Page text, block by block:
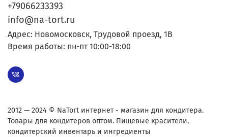
+79066233393
info@na-tort.ru
Адрес: Новомосковск, Трудовой проезд, 1В
Время работы: пн-пт 10:00-18:00
2012 — 2024 © NaTort интернет - магазин для кондитера.
Товары для кондитеров оптом. Пищевые красители,
кондитерский инвентарь и ингредиенты